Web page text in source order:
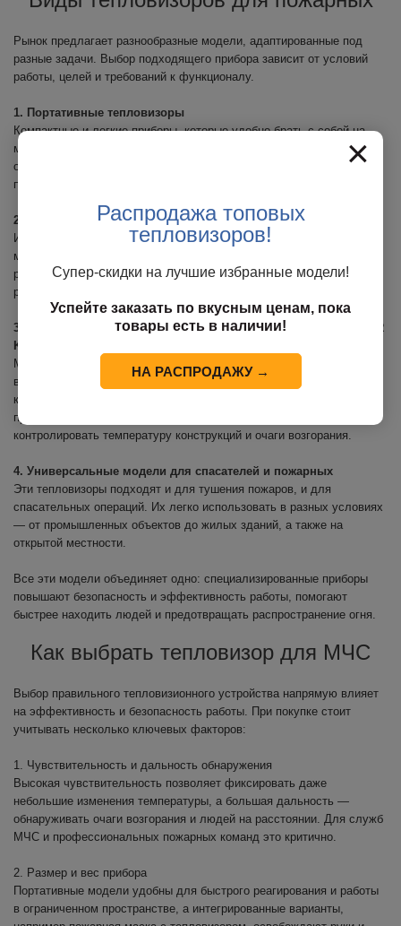
Рынок предлагает разнообразные модели, адаптированные под
разные задачи. Выбор подходящего прибора зависит от условий
работы, целей и требований к функционалу.
1. Портативные тепловизоры
Компактные и легкие приборы, которые удобно брать с собой на
место происшествия. Идеальны для быстрой оценки ситуации,
обнаружения очагов возгорания и поиска людей в задымленных
помещениях.
2. Пожарная маска с тепловизором
Интегрированные устройства, когда тепловизор встроен прямо в
маску. Они освобождают руки пожарного, позволяя одновременно
работать с оборудованием и контролировать обстановку в
реальном времени.
3. Профессиональные пожарные тепловизоры (например, FLIR
K55, DALI F5, DALI F8, F300)
Модели премиум-класса с высокой чувствительностью,
возможностью записи видео, фотосъёмки и анализа тепловой
карты. Подходят для МЧС, спасательных служб и
профессиональных пожарных команд, где важно точно
контролировать температуру конструкций и очаги возгорания.
4. Универсальные модели для спасателей и пожарных
Эти тепловизоры подходят и для тушения пожаров, и для
спасательных операций. Их легко использовать в разных условиях
— от промышленных объектов до жилых зданий, а также на
открытой местности.
Все эти модели объединяет одно: специализированные приборы
повышают безопасность и эффективность работы, помогают
быстрее находить людей и предотвращать распространение огня.
Как выбрать тепловизор для МЧС
Выбор правильного тепловизионного устройства напрямую влияет
на эффективность и безопасность работы. При покупке стоит
учитывать несколько ключевых факторов:
1. Чувствительность и дальность обнаружения
Высокая чувствительность позволяет фиксировать даже
небольшие изменения температуры, а большая дальность —
обнаруживать очаги возгорания и людей на расстоянии. Для служб
МЧС и профессиональных пожарных команд это критично.
2. Размер и вес прибора
Портативные модели удобны для быстрого реагирования и работы
в ограниченном пространстве, а интегрированные варианты,
×
Распродажа топовых
тепловизоров!
Супер-скидки на лучшие избранные модели!
Успейте заказать по вкусным ценам, пока
товары есть в наличии!
НА РАСПРОДАЖУ →